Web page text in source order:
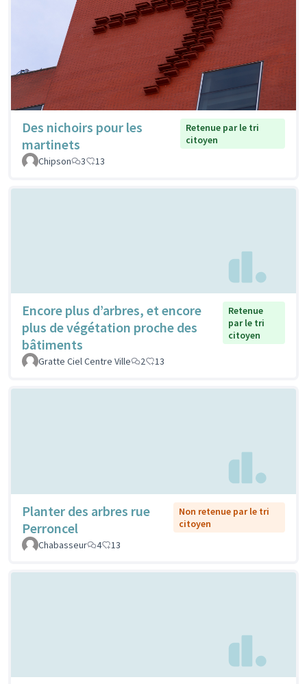
Des nichoirs pour les
martinets
Retenue par le tri
citoyen
Chipson
3 13
Encore plus d’arbres, et encore
plus de végétation proche des
bâtiments
Retenue
par le tri
citoyen
Gratte Ciel Centre Ville 2 13
Planter des arbres rue
Perroncel
Non retenue par le tri
citoyen
Chabasseur
4 13